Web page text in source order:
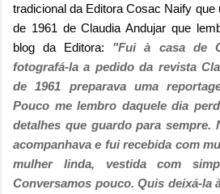
tradicional da Editora Cosac Naify que
de 1961 de Claudia Andujar que
blog da Editora: "Fui à casa de
fotografá-la a pedido da revista
de 1961 preparava uma
Pouco me lembro daquele dia
detalhes que guardo para sempre.
acompanhava e fui recebida com
mulher linda, vestida com
Conversamos pouco. Quis deixá-la